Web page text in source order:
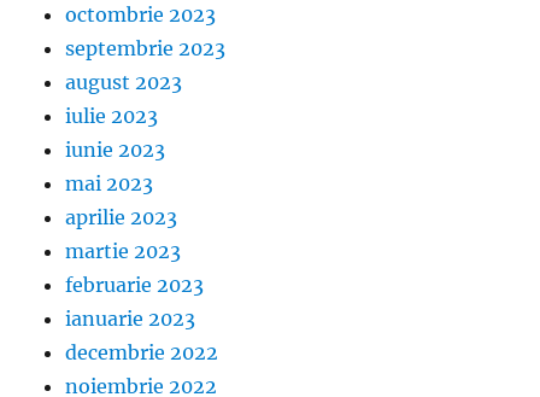
octombrie 2023
septembrie 2023
august 2023
iulie 2023
iunie 2023
mai 2023
aprilie 2023
martie 2023
februarie 2023
ianuarie 2023
decembrie 2022
noiembrie 2022